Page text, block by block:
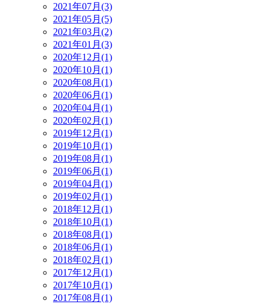
2021年07月(3)
2021年05月(5)
2021年03月(2)
2021年01月(3)
2020年12月(1)
2020年10月(1)
2020年08月(1)
2020年06月(1)
2020年04月(1)
2020年02月(1)
2019年12月(1)
2019年10月(1)
2019年08月(1)
2019年06月(1)
2019年04月(1)
2019年02月(1)
2018年12月(1)
2018年10月(1)
2018年08月(1)
2018年06月(1)
2018年02月(1)
2017年12月(1)
2017年10月(1)
2017年08月(1)